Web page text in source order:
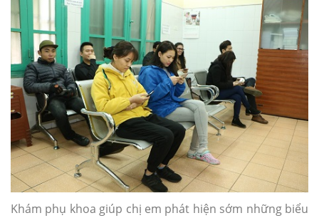
Khám phụ khoa giúp chị em phát hiện sớm những biểu